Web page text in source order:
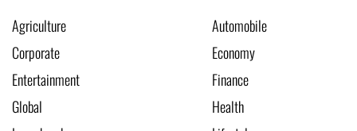
Agriculture
Automobile
Corporate
Economy
Entertainment
Finance
Global
Health